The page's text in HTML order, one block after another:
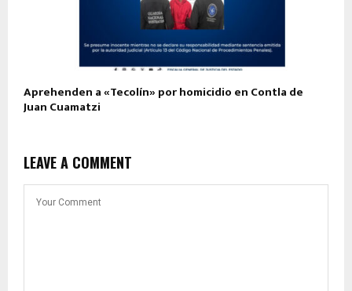
Aprehenden a «Tecolín» por homicidio en Contla de
Juan Cuamatzi
LEAVE A COMMENT